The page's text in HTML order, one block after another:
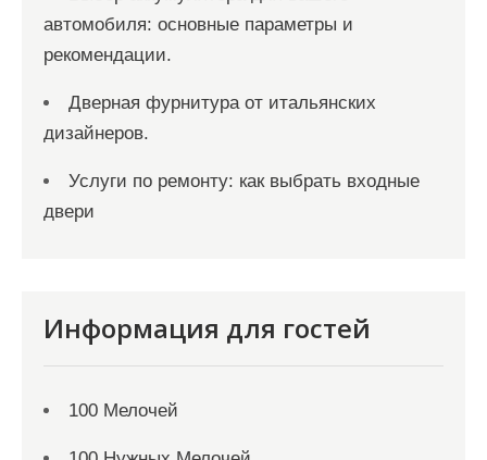
автомобиля: основные параметры и
рекомендации.
Дверная фурнитура от итальянских
дизайнеров.
Услуги по ремонту: как выбрать входные
двери
Информация для гостей
100 Мелочей